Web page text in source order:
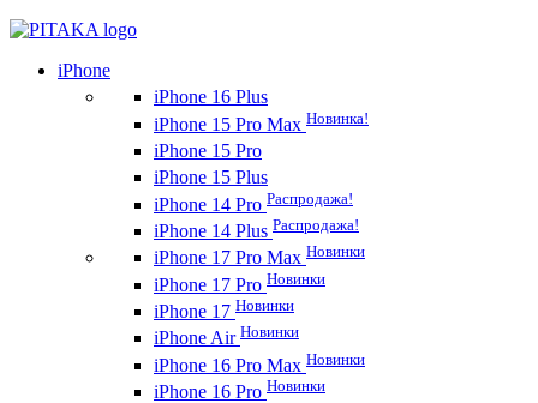
iPhone
iPhone 16 Plus
iPhone 15 Pro Max Новинка!
iPhone 15 Pro
iPhone 15 Plus
iPhone 14 Pro Распродажа!
iPhone 14 Plus Распродажа!
iPhone 17 Pro Max Новинки
iPhone 17 Pro Новинки
iPhone 17 Новинки
iPhone Air Новинки
iPhone 16 Pro Max Новинки
iPhone 16 Pro Новинки